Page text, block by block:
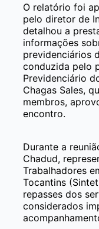
O relatório foi
pelo diretor de
detalhou a
informações
previdenciários
conduzida pelo
Previdenciário
Chagas Sales,
membros,
encontro.
Durante a
Chadud,
Trabalhadores
Tocantins
repasses dos
considerados